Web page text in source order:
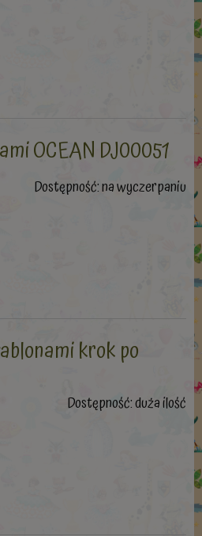
OCEAN DJ00051
Dostępność:na wyczerpaniu
krok po
Dostępność:duża ilość